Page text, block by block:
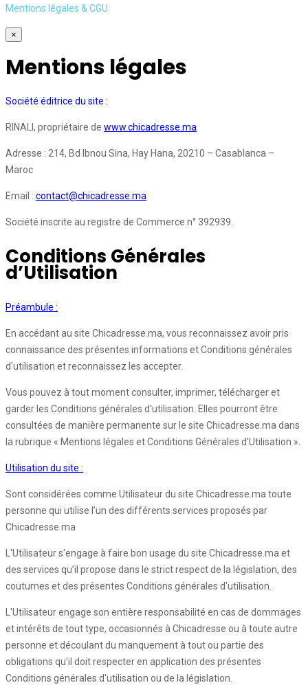
Mentions légales & CGU
×
Mentions légales
Société éditrice du site :
RINALI, propriétaire de www.chicadresse.ma
Adresse : 214, Bd Ibnou Sina, Hay Hana, 20210 – Casablanca –
Maroc
Email : contact@chicadresse.ma
Société inscrite au registre de Commerce n° 392939.
Conditions Générales
d’Utilisation
Préambule :
En accédant au site Chicadresse.ma, vous reconnaissez avoir pris
connaissance des présentes informations et Conditions générales
d'utilisation et reconnaissez les accepter.
Vous pouvez à tout moment consulter, imprimer, télécharger et
garder les Conditions générales d'utilisation. Elles pourront être
consultées de manière permanente sur le site Chicadresse.ma dans
la rubrique « Mentions légales et Conditions Générales d’Utilisation ».
Utilisation du site :
Sont considérées comme Utilisateur du site Chicadresse.ma toute
personne qui utilise l’un des différents services proposés par
Chicadresse.ma
L'Utilisateur s'engage à faire bon usage du site Chicadresse.ma et
des services qu’il propose dans le strict respect de la législation, des
coutumes et des présentes Conditions générales d'utilisation.
L'Utilisateur engage son entière responsabilité en cas de dommages
et intérêts de tout type, occasionnés à Chicadresse ou à toute autre
personne et découlant du manquement à tout ou partie des
obligations qu'il doit respecter en application des présentes
Conditions générales d'utilisation ou de la législation.